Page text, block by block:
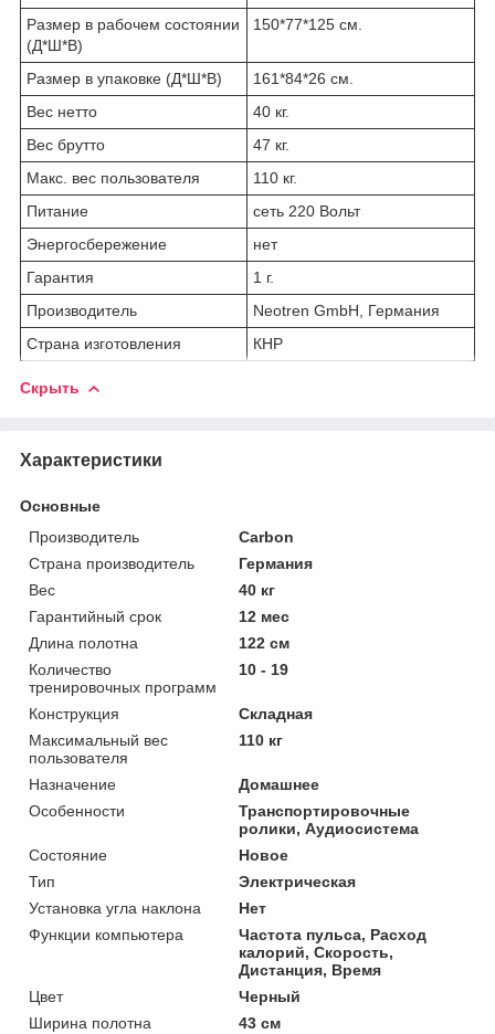
Размер в рабочем состоянии
(Д*Ш*В)
150*77*125 см.
Размер в упаковке (Д*Ш*В)
161*84*26 см.
Вес нетто
40 кг.
Вес брутто
47 кг.
Макс. вес пользователя
110 кг.
Питание
сеть 220 Вольт
Энергосбережение
нет
Гарантия
1 г.
Производитель
Neotren GmbH, Германия
Страна изготовления
КНР
Скрыть
Характеристики
Основные
Производитель
Carbon
Страна производитель
Германия
Вес
40 кг
Гарантийный срок
12 мес
Длина полотна
122 см
Количество
тренировочных программ
10 - 19
Конструкция
Складная
Максимальный вес
пользователя
110 кг
Назначение
Домашнее
Особенности
Транспортировочные
ролики, Аудиосистема
Состояние
Новое
Тип
Электрическая
Установка угла наклона
Нет
Функции компьютера
Частота пульса, Расход
калорий, Скорость,
Дистанция, Время
Цвет
Черный
Ширина полотна
43 см